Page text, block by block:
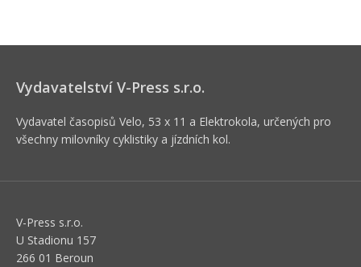
Vydavatelství V-Press s.r.o.
Vydavatel časopisů Velo, 53 x 11 a Elektrokola, určených pro
všechny milovníky cyklistiky a jízdních kol.
V-Press s.r.o.
U Stadionu 157
266 01 Beroun